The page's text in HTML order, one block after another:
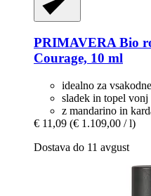
PRIMAVERA Bio
Courage, 10 ml
idealno za
sladek in topel vonj
z mandarino in
€ 11,09 (€ 1.109,00 / l)
Dostava do 11 avgust